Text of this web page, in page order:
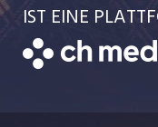
Temporäre Jobs
Schnittstelle
AGB
Datenschutzerklärung
jobbern.ch
zentraljob.ch
IST EINE